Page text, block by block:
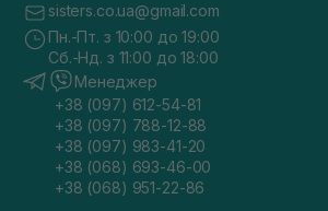
sisters.co.ua@gmail.com
Пн.-Пт. з 10:00 до 19:00
Сб.-Нд. з 11:00 до 18:00
Менеджер
+38 (097) 612-54-81
+38 (097) 788-12-88
+38 (097) 983-41-20
+38 (068) 693-46-00
+38 (068) 951-22-86